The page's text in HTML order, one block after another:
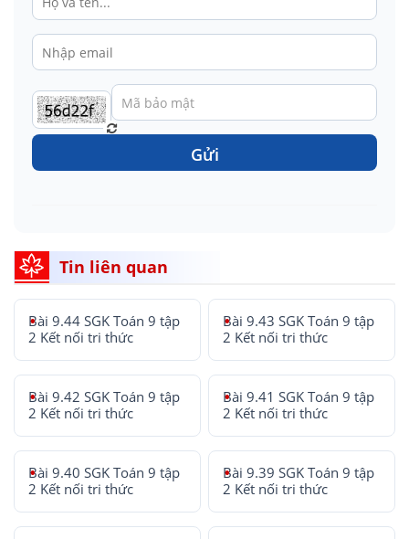
Gửi
Tin liên quan
Bài 9.44 SGK Toán 9 tập
2 Kết nối tri thức
Bài 9.43 SGK Toán 9 tập
2 Kết nối tri thức
Bài 9.42 SGK Toán 9 tập
2 Kết nối tri thức
Bài 9.41 SGK Toán 9 tập
2 Kết nối tri thức
Bài 9.40 SGK Toán 9 tập
2 Kết nối tri thức
Bài 9.39 SGK Toán 9 tập
2 Kết nối tri thức